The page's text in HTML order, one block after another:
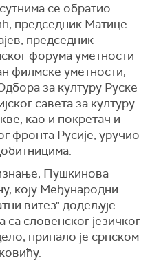
се обратио
председник Матице
председник
форума уметности
филмске уметности,
за културу Руске
савета за културу
као и покретач и
фронта Русије, уручио
Пушкинова
коју Међународни
витез" додељује
са словенског језичког
припало је српском